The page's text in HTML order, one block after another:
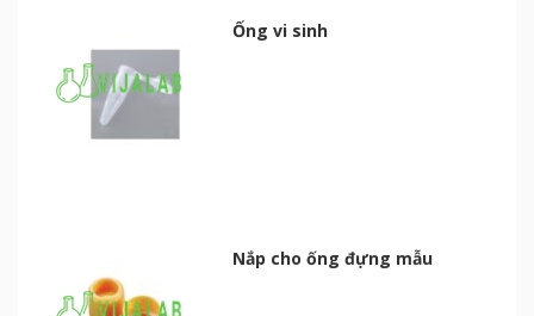
Ống vi sinh
Nắp cho ống đựng mẫu